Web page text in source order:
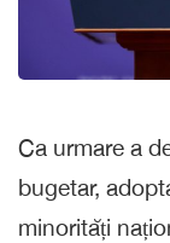
Ca urmare a
bugetar,
minorități